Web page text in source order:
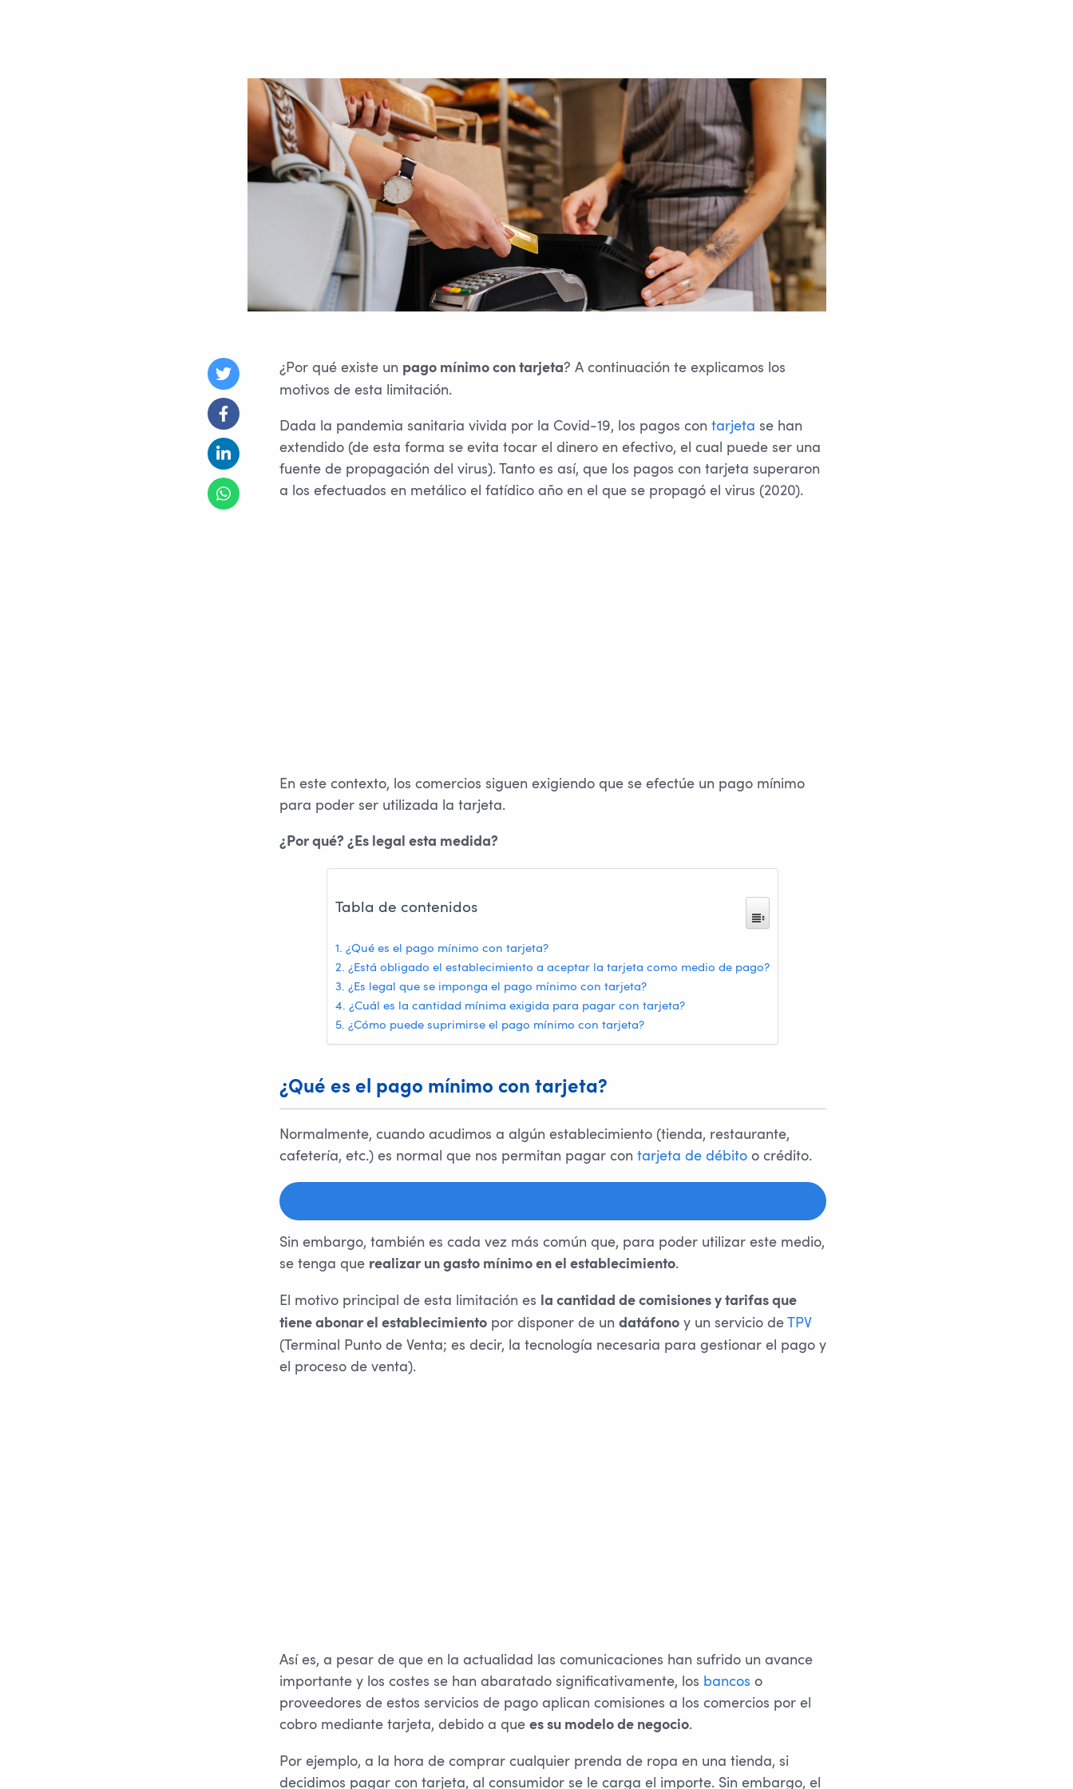
¿Por qué existe un pago mínimo con tarjeta? A continuación te explicamos los
motivos de esta limitación.
Dada la pandemia sanitaria vivida por la Covid-19, los pagos con tarjeta se han
extendido (de esta forma se evita tocar el dinero en efectivo, el cual puede ser una
fuente de propagación del virus). Tanto es así, que los pagos con tarjeta superaron
a los efectuados en metálico el fatídico año en el que se propagó el virus (2020).
En este contexto, los comercios siguen exigiendo que se efectúe un pago mínimo
para poder ser utilizada la tarjeta.
¿Por qué? ¿Es legal esta medida?
Tabla de contenidos
¿Qué es el pago mínimo con tarjeta?
¿Está obligado el establecimiento a aceptar la tarjeta como medio de pago?
¿Es legal que se imponga el pago mínimo con tarjeta?
¿Cuál es la cantidad mínima exigida para pagar con tarjeta?
¿Cómo puede suprimirse el pago mínimo con tarjeta?
¿Qué es el pago mínimo con tarjeta?
Normalmente, cuando acudimos a algún establecimiento (tienda, restaurante,
cafetería, etc.) es normal que nos permitan pagar con tarjeta de débitoo crédito.
Sin embargo, también es cada vez más común que, para poder utilizar este medio,
se tenga que realizar un gasto mínimo en el establecimiento.
El motivo principal de esta limitación es la cantidad de comisiones y tarifas que
tiene abonar el establecimientopor disponer de un datáfonoy un servicio de
TPV
(Terminal Punto de Venta; es decir, la tecnología necesaria para gestionar el pago y
el proceso de venta).
Así es, a pesar de que en la actualidad las comunicaciones han sufrido un avance
importante y los costes se han abaratado significativamente, los bancos o
proveedores de estos servicios de pago aplican comisiones a los comercios por el
cobro mediante tarjeta, debido a que es su modelo de negocio.
Por ejemplo, a la hora de comprar cualquier prenda de ropa en una tienda, si
decidimos pagar con tarjeta, al consumidor se le carga el importe. Sin embargo, el